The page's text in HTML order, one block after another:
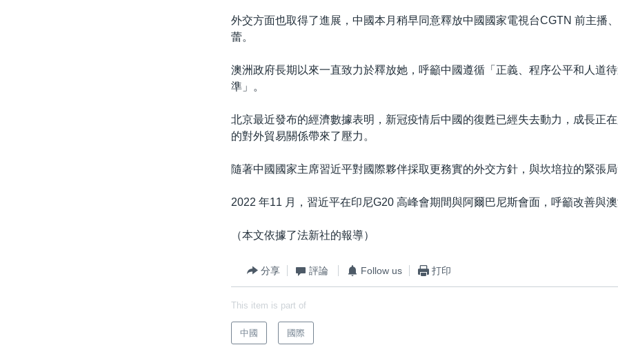
外交方面也取得了進展，中國本月稍早同意釋放中國國家電視台CGTN 前主播
蕾。
澳洲政府長期以來一直致力於釋放她，呼籲中國遵循「正義、程序公平和人道
準」。
北京最近發布的經濟數據表明，新冠疫情后中國的復甦已經失去動力，成長正
的對外貿易關係帶來了壓力。
隨著中國國家主席習近平對國際夥伴採取更務實的外交方針，與坎培拉的緊張局
2022 年11 月，習近平在印尼G20 高峰會期間與阿爾巴尼斯會面，呼籲改善與澳
（本文依據了法新社的報導）
分享 評論 Follow us 打印
This item is part of
中國 國際